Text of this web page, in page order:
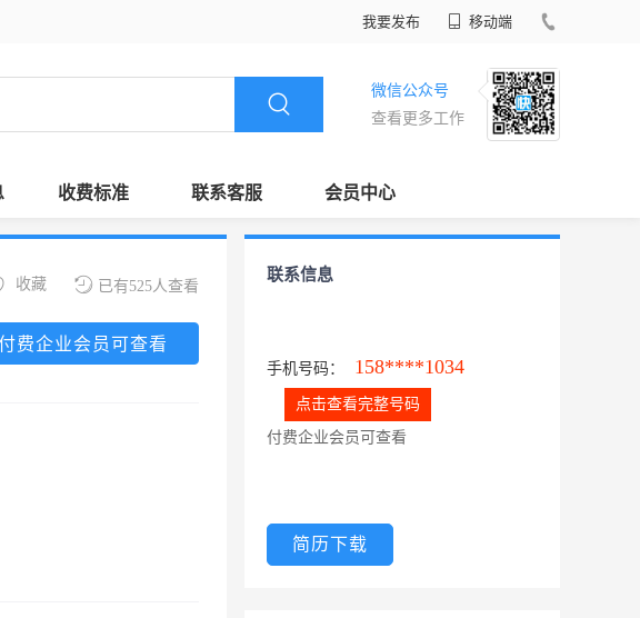
我要发布 移动端
微信公众号
查看更多工作
收费标准 联系客服 会员中心
已有525人查看
收藏
费企业会员可查看
联系信息
手机号码： 158****1034
点击查看完整号码
付费企业会员可查看
简历下载